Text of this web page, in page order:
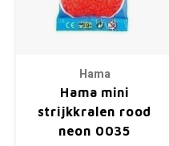
Hama
Hama mini
strijkkralen rood
neon 0035